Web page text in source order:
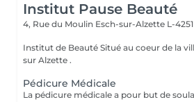
Institut Pause Beauté
4, Rue du Moulin Esch-sur-Alzette L-4251
Institut de Beauté Situé au coeur de la ville depuis 2001 à Esch
sur Alzette .
Pédicure Médicale